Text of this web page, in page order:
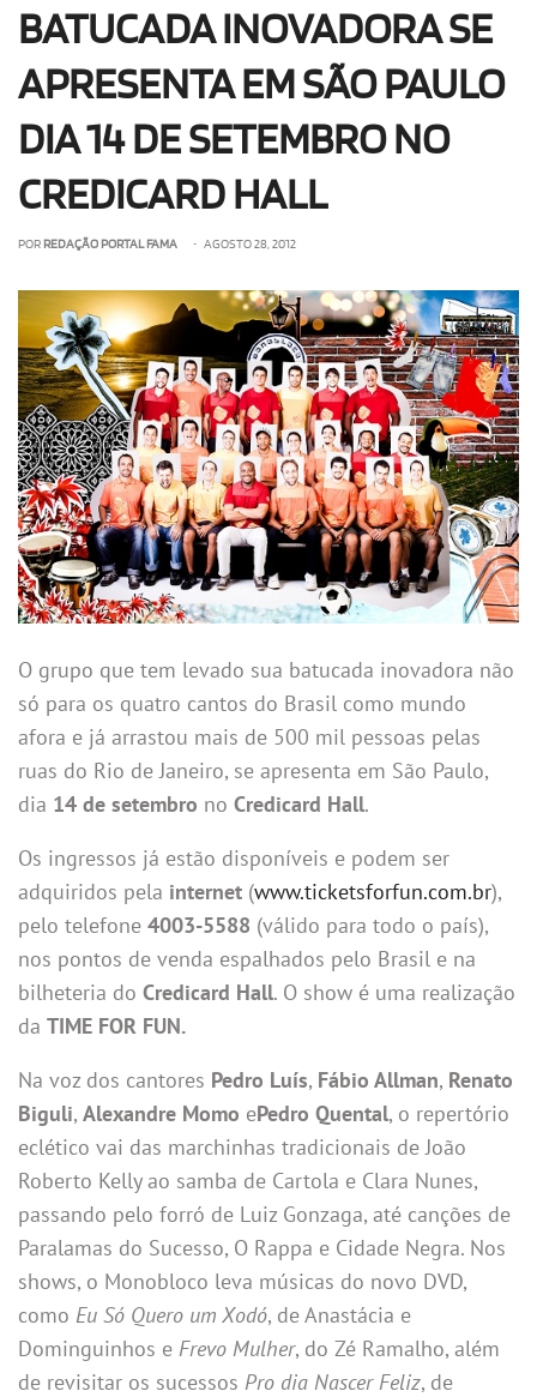
BATUCADA INOVADORA SE
APRESENTA EM SÃO PAULO
DIA 14 DE SETEMBRO NO
CREDICARD HALL
POR REDAÇÃO PORTAL FAMA • AGOSTO 28, 2012
O grupo que tem levado sua batucada inovadora não
só para os quatro cantos do Brasil como mundo
afora e já arrastou mais de 500 mil pessoas pelas
ruas do Rio de Janeiro, se apresenta em São Paulo,
dia 14 de setembro no Credicard Hall.
Os ingressos já estão disponíveis e podem ser
adquiridos pela internet (www.ticketsforfun.com.br),
pelo telefone 4003-5588 (válido para todo o país),
nos pontos de venda espalhados pelo Brasil e na
bilheteria do Credicard Hall. O show é uma realização
da TIME FOR FUN.
Na voz dos cantores Pedro Luís, Fábio Allman, Renato
Biguli, Alexandre Momo ePedro Quental, o repertório
eclético vai das marchinhas tradicionais de João
Roberto Kelly ao samba de Cartola e Clara Nunes,
passando pelo forró de Luiz Gonzaga, até canções de
Paralamas do Sucesso, O Rappa e Cidade Negra. Nos
shows, o Monobloco leva músicas do novo DVD,
como Eu Só Quero um Xodó, de Anastácia e
Dominguinhos e Frevo Mulher, do Zé Ramalho, além
de revisitar os sucessos Pro dia Nascer Feliz, de